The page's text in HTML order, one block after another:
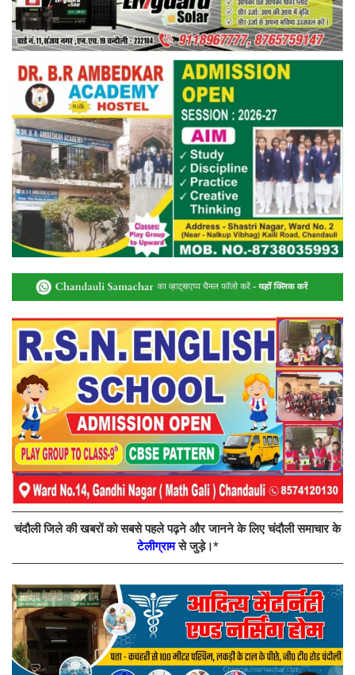
चंदौली जिले की खबरों को सबसे पहले पढ़ने और जानने के लिए चंदौली समाचार के
टेलीग्रामसे जुड़े।*